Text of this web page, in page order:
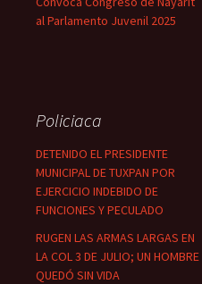
al Parlamento Juvenil 2025
Policiaca
DETENIDO EL PRESIDENTE
MUNICIPAL DE TUXPAN POR
EJERCICIO INDEBIDO DE
FUNCIONES Y PECULADO
RUGEN LAS ARMAS LARGAS EN
LA COL 3 DE JULIO; UN HOMBRE
QUEDÓ SIN VIDA